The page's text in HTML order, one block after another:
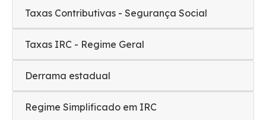
Taxas Contributivas - Segurança Social
Taxas IRC - Regime Geral
Derrama estadual
Regime Simplificado em IRC